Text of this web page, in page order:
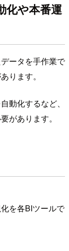
化や本番運
ータを手作業で
ります。
動化するなど、
があります。
を各BIツールで